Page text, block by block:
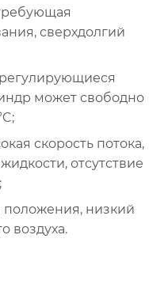
сверхдолгий
может свободно
скорость потока,
отсутствие
низкий
воздуха.